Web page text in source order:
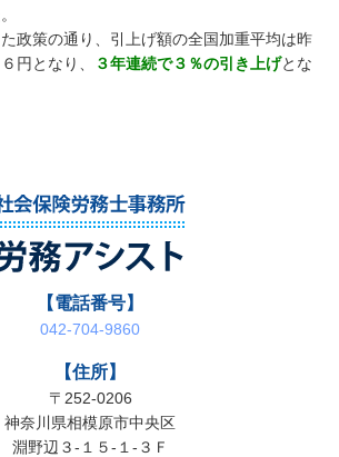
政策の通り、引上げ額の全国加重平均は昨
円となり、
３年連続で３％の引き上げとな
【電話番号】
042-704-9860
【住所】
〒252-0206
神奈川県相模原市中央区
淵野辺３-１５-１-３Ｆ